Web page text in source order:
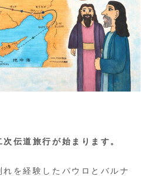
伝道旅行が始まります。
を経験したパウロとバルナ